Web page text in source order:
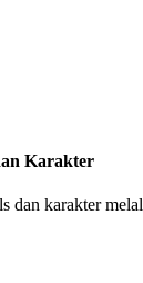
Karakter
dan karakter